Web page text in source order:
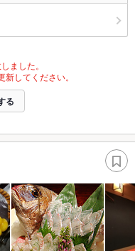
ました。
してください。
る